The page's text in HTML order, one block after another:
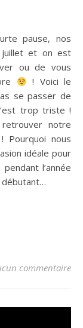
pause, nos
juillet et on est
ou de vous
! Voici le
se passer de
trop triste !
notre
Pourquoi nous
idéale pour
l’année
débutant…
commentaire